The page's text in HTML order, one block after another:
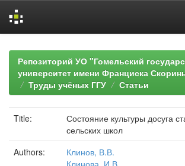
navigationРепозиторий УО "Гомельский
университет имени Франциска
Труды учёных ГГУ
Статьи
Title:
Состояние культуры досуга
сельских школ
Authors:
Клинов, В.В.
Клинова, И.В.